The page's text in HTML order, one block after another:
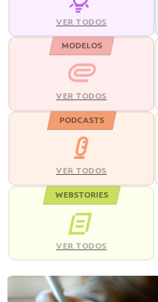
VER TODOS
MODELOS
VER TODOS
PODCASTS
VER TODOS
WEBSTORIES
VER TODOS